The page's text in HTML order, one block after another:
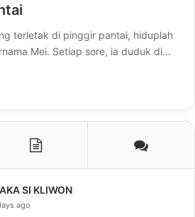
terletak di pinggir pantai, hiduplah
Mei. Setiap sore, ia duduk di…
SI KLIWON
ago